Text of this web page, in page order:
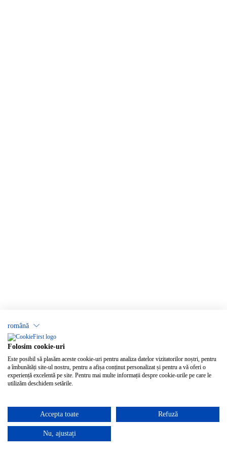
română
Folosim cookie-uri
Este posibil să plasăm aceste cookie-uri pentru analiza datelor vizitatorilor noștri, pentru
a îmbunătăți site-ul nostru, pentru a afișa conținut personalizat și pentru a vă oferi o
experiență excelentă pe site. Pentru mai multe informații despre cookie-urile pe care le
utilizăm deschidem setările.
Accepta toate Refuză
Nu, ajustați